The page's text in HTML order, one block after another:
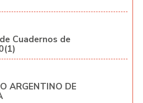
Cuadernos de
ARGENTINO DE